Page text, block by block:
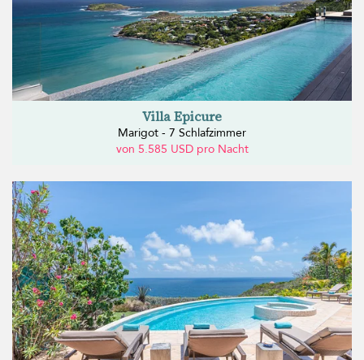
Villa Epicure
Marigot - 7 Schlafzimmer
von 5.585 USD pro Nacht